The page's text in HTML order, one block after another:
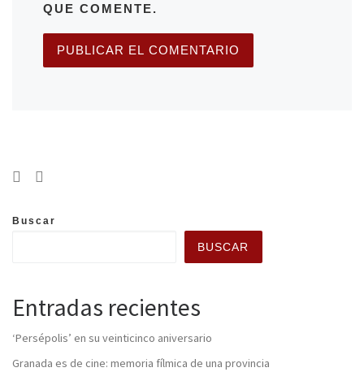
QUE COMENTE.
Buscar
BUSCAR
Entradas recientes
‘Persépolis’ en su veinticinco aniversario
Granada es de cine: memoria fílmica de una provincia